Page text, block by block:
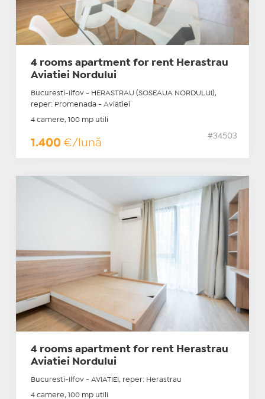
4 rooms apartment for rent Herastrau
Aviatiei Nordului
Bucuresti-Ilfov - HERASTRAU (SOSEAUA NORDULUI),
reper: Promenada - Aviatiei
4 camere, 100 mp utili
1.400 €/lună
#34503
4 rooms apartment for rent Herastrau
Aviatiei Nordului
Bucuresti-Ilfov - AVIATIEI, reper: Herastrau
4 camere, 100 mp utili